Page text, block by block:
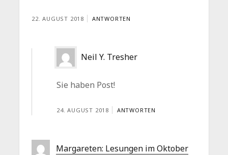
22. AUGUST 2018 ANTWORTEN
Neil Y. Tresher
Sie haben Post!
24. AUGUST 2018 ANTWORTEN
Margareten: Lesungen im Oktober